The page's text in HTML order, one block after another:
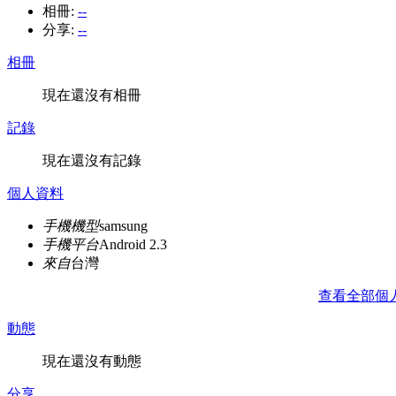
相冊: --
分享: --
相冊
現在還沒有相冊
記錄
現在還沒有記錄
個人資料
手機機型samsung
手機平台Android 2.3
來自台灣
查看全部個
動態
現在還沒有動態